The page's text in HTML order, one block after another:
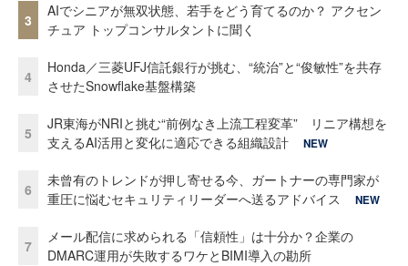
3
AIでシニアが無双状態、若手をどう育てるのか？ アクセン
チュア トップコンサルタントに聞く
4
Honda／三菱UFJ信託銀行が挑む、“統治”と“俊敏性”を共存
させたSnowflake基盤構築
5
JR東海がNRIと挑む“前例なき上流工程変革” リニア構想を
支えるAI活用と変化に適応できる組織設計
NEW
6
未曾有のトレンドが押し寄せる今、ガートナーの専門家が
重圧に悩むセキュリティリーダーへ送るアドバイス
NEW
7
メール配信に求められる「信頼性」は十分か？企業の
DMARC運用が失敗するワケとBIMI導入の勘所